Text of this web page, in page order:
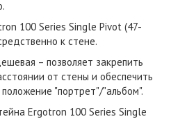
100 Series Single Pivot (47-
к стене.
– позволяет закрепить
от стены и обеспечить
"портрет"/"альбом".
Ergotron 100 Series Single